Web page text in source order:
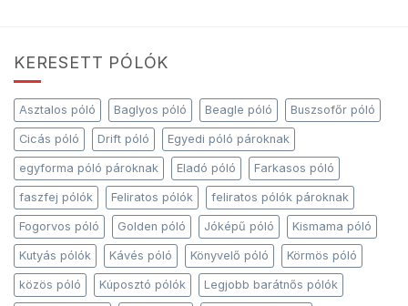
KERESETT PÓLÓK
Asztalos póló Baglyos póló Beagle póló Buszsofőr póló
Cicás póló Drift póló Egyedi póló pároknak
egyforma póló pároknak Eladó póló Farkasos póló
faszfej pólók Feliratos pólók feliratos pólók pároknak
Fogorvos póló Golden póló Jóképű póló Kismama póló
Kutyás pólók Kávés póló Könyvelő póló Körmös póló
közös póló Kúposztó pólók Legjobb barátnős pólók